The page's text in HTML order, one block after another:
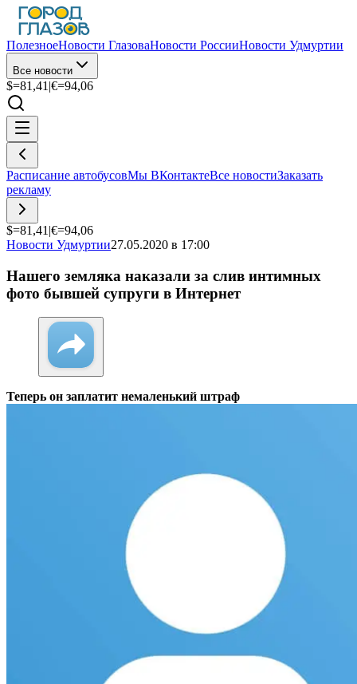
ПолезноеНовости ГлазоваНовости РоссииНовости Удмуртии
Все новости
$=81,41 |€=94,06
Расписание автобусовМы ВКонтактеВсе новостиЗаказать
рекламу
$=81,41 |€=94,06
Новости Удмуртии27.05.2020 в 17:00
Нашего земляка наказали за слив интимных
фото бывшей супруги в Интернет
Теперь он заплатит немаленький штраф